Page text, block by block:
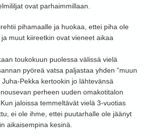
ovat parhaimmillaan.
pihamaalle ja huokaa, ettei piha ole
muut kiireetkin ovat vieneet aikaa
toukokuun puolessa välissä vielä
pyöreä vatsa paljastaa yhden ”muun
Juha-Pekka kertookin jo lähtevänsä
perheen uuden omakotitalon
jaloissa temmeltävät vielä 3-vuotias
ei ole ihme, ettei puutarhalle ole jäänyt
aikaisempina kesinä.